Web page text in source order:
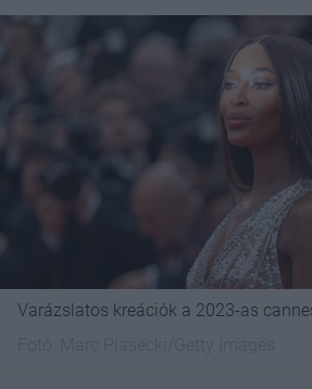
Varázslatos kreációk a 2023-as